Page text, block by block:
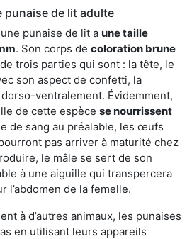
punaise de lit adulte
punaise de lit a une taille
. Son corps de coloration brune
trois parties qui sont : la tête, le
son aspect de confetti, la
ventralement. Évidemment,
de cette espèce se nourrissent
de sang au préalable, les œufs
pas arriver à maturité chez
le mâle se sert de son
à une aiguille qui transpercera
l’abdomen de la femelle.
à d’autres animaux, les punaises
en utilisant leurs appareils